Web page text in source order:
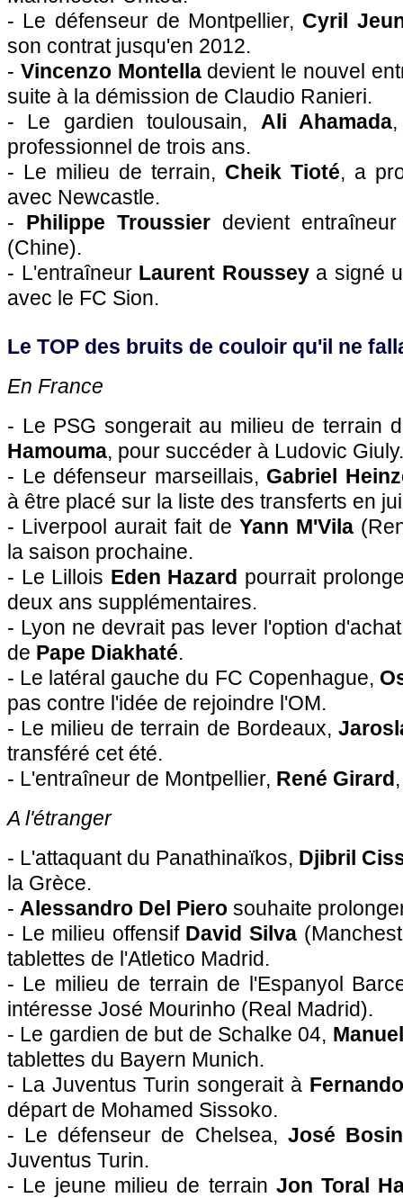
- Le défenseur de Montpellier, Cyril
son contrat jusqu'en 2012.
- Vincenzo Montelladevient le nouvel
suite à la démission de Claudio Ranieri.
- Le gardien toulousain, Ali Ahamada
professionnel de trois ans.
- Le milieu de terrain, Cheik Tioté, a
avec Newcastle.
- Philippe Troussier devient
(Chine).
- L'entraîneur Laurent Rousseya signé
avec le FC Sion.
Le TOP des bruits de couloir qu'il ne
En France
- Le PSG songerait au milieu de terrain
Hamouma, pour succéder à Ludovic Giuly.
- Le défenseur marseillais, Gabriel
à être placé sur la liste des transferts en
- Liverpool aurait fait de Yann M'Vila (
la saison prochaine.
- Le Lillois Eden Hazard pourrait
deux ans supplémentaires.
- Lyon ne devrait pas lever l'option
de Pape Diakhaté.
- Le latéral gauche du FC Copenhague,
pas contre l'idée de rejoindre l'OM.
- Le milieu de terrain de Bordeaux,
transféré cet été.
- L'entraîneur de Montpellier, René Girard
A l'étranger
- L'attaquant du Panathinaïkos, Djibril
la Grèce.
- Alessandro Del Piero souhaite
- Le milieu offensif David Silva
tablettes de l'Atletico Madrid.
- Le milieu de terrain de l'Espanyol
intéresse José Mourinho (Real Madrid).
- Le gardien de but de Schalke 04,
tablettes du Bayern Munich.
- La Juventus Turin songerait à
départ de Mohamed Sissoko.
- Le défenseur de Chelsea, José
Juventus Turin.
- Le jeune milieu de terrain Jon Toral